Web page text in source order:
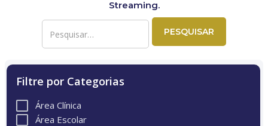
Streaming.
Filtre por Categorias
Área Clínica
Área Escolar